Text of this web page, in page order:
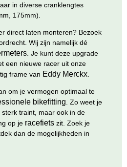
in diverse cranklengtes
175mm).
direct laten monteren? Bezoek
Wij zijn namelijk dé
. Je kunt deze upgrade
een nieuwe racer uit onze
frame van Eddy Merckx
om je vermogen optimaal te
bikefitting. Zo weet je
traint, maar ook in de
op je racefiets zit. Zoek je
dan de mogelijkheden in